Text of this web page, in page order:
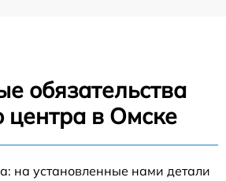
обязательства
центра в Омске
на установленные нами детали